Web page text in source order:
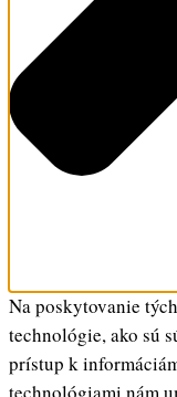
Na poskytovanie
technológie, ako sú
prístup k